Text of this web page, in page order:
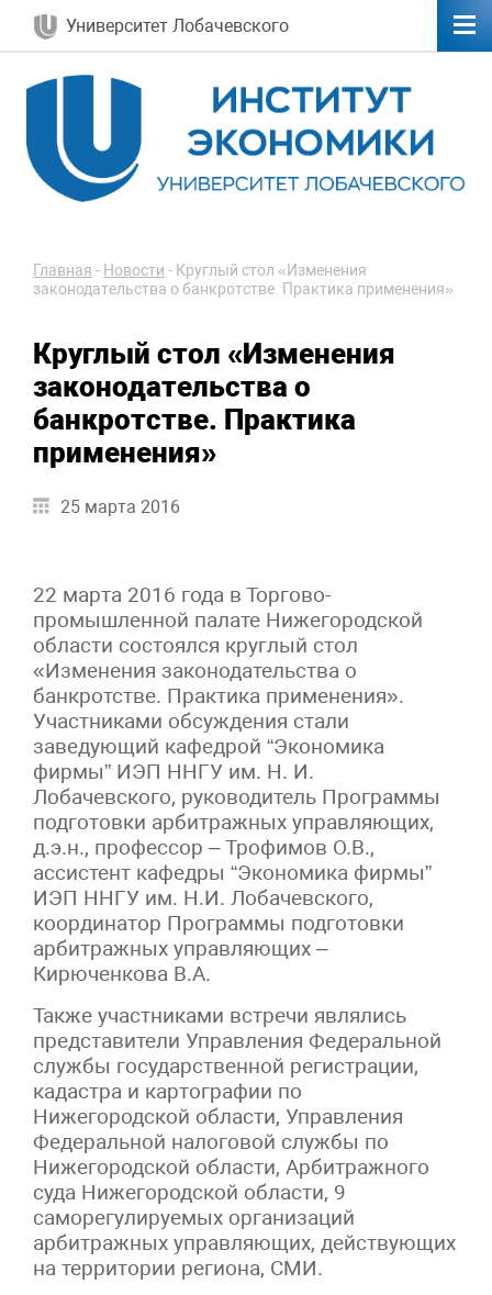
Университет Лобачевского
Главная - Новости - Круглый стол «Изменения
законодательства о банкротстве. Практика применения»
Круглый стол «Изменения
законодательства о
банкротстве. Практика
применения»
25 марта 2016
22 марта 2016 года в Торгово-
промышленной палате Нижегородской
области состоялся круглый стол
«Изменения законодательства о
банкротстве. Практика применения».
Участниками обсуждения стали
заведующий кафедрой “Экономика
фирмы” ИЭП ННГУ им. Н. И.
Лобачевского, руководитель Программы
подготовки арбитражных управляющих,
д.э.н., профессор – Трофимов О.В.,
ассистент кафедры “Экономика фирмы”
ИЭП ННГУ им. Н.И. Лобачевского,
координатор Программы подготовки
арбитражных управляющих –
Кирюченкова В.А.
Также участниками встречи являлись
представители Управления Федеральной
службы государственной регистрации,
кадастра и картографии по
Нижегородской области, Управления
Федеральной налоговой службы по
Нижегородской области, Арбитражного
суда Нижегородской области, 9
саморегулируемых организаций
арбитражных управляющих, действующих
на территории региона, СМИ.